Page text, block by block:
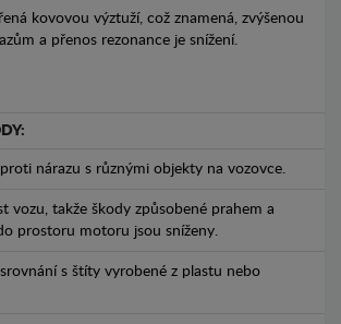
kovovou výztuží, což znamená, zvýšenou
a přenos rezonance je snížení.
nárazu s různými objekty na vozovce.
vozu, takže škody způsobené prahem a
prostoru motoru jsou sníženy.
s štíty vyrobené z plastu nebo